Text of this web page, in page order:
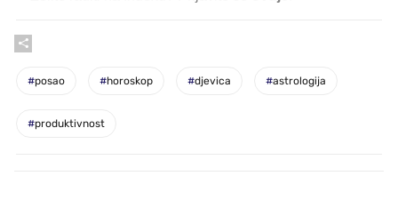
#posao #horoskop #djevica #astrologija
#produktivnost